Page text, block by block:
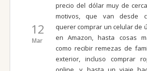
12
Mar
precio del dólar muy de
motivos, que van desde
querer comprar un celular de
en Amazon, hasta cosas
como recibir remezas de
exterior, incluso comprar